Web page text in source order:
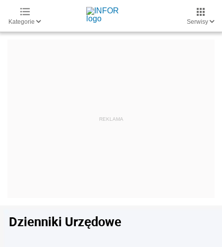
Kategorie Serwisy
Dzienniki Urzędowe